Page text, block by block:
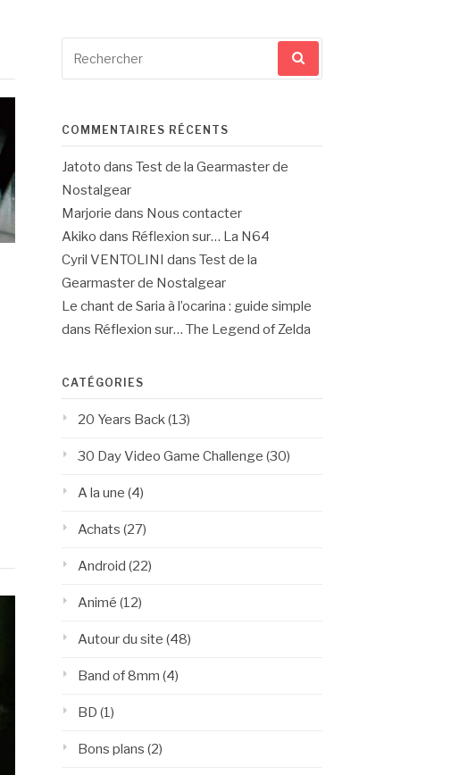
pour
COMMENTAIRES RÉCENTS
Jatoto dans Test de la Gearmaster de
Nostalgear
Marjorie dans Nous contacter
Akiko dans Réflexion sur… La N64
Cyril VENTOLINI dans Test de la
Gearmaster de Nostalgear
Le chant de Saria à l’ocarina : guide simple
dans Réflexion sur… The Legend of Zelda
CATÉGORIES
20 Years Back (13)
30 Day Video Game Challenge (30)
A la une (4)
Achats (27)
Android (22)
Animé (12)
Autour du site (48)
Band of 8mm (4)
BD (1)
Bons plans (2)